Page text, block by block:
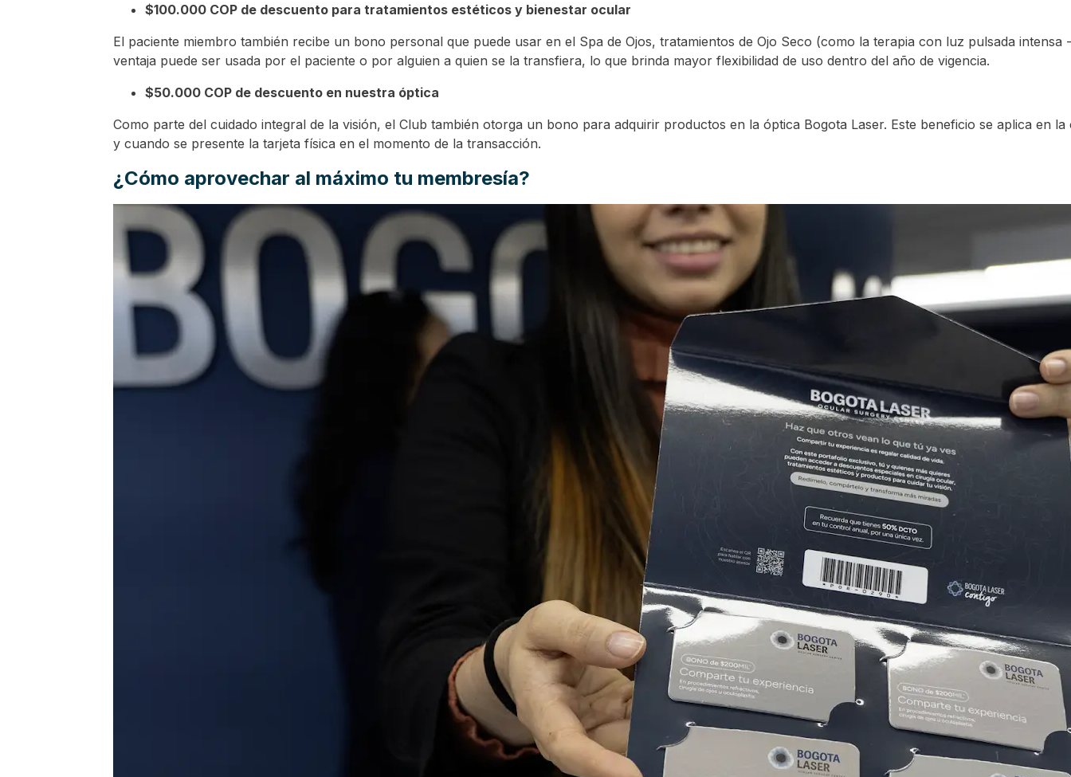
$100.000 COP de descuento para tratamientos estéticos y bienestar ocular
El paciente miembro también recibe un bono personal que puede usar en el Spa de Ojos, tratamientos de Ojo Seco (como la terapia con luz pulsada intensa
ventaja puede ser usada por el paciente o por alguien a quien se la transfiera, lo que brinda mayor flexibilidad de uso dentro del año de vigencia.
$50.000 COP de descuento en nuestra óptica
Como parte del cuidado integral de la visión, el Club también otorga un bono para adquirir productos en la óptica Bogota Laser. Este beneficio se aplica en
y cuando se presente la tarjeta física en el momento de la transacción.
¿Cómo aprovechar al máximo tu membresía?